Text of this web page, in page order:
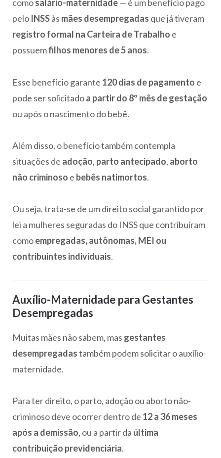
comosalário-maternidade— é um benefício pago
pelo INSSàs mães desempregadas que já tiveram
registro formal na Carteira de Trabalho e
possuemfilhos menores de 5 anos.
Esse benefício garante 120 dias de pagamento e
pode ser solicitadoa partir do 8º mês de gestação
ou após o nascimento do bebê.
Além disso, o benefício também contempla
situações de adoção, parto antecipado, aborto
não criminoso e bebês natimortos.
Ou seja, trata-se de um direito social garantido por
lei a mulheres seguradas do INSS que contribuíram
comoempregadas, autônomas, MEI ou
contribuintes individuais.
Auxílio-Maternidade para Gestantes
Desempregadas
Muitas mães não sabem, mas gestantes
desempregadastambém podem solicitar o auxílio-
maternidade.
Para ter direito, o parto, adoção ou aborto não-
criminoso deve ocorrer dentro de 12 a 36 meses
após a demissão, ou a partir da última
contribuição previdenciária.